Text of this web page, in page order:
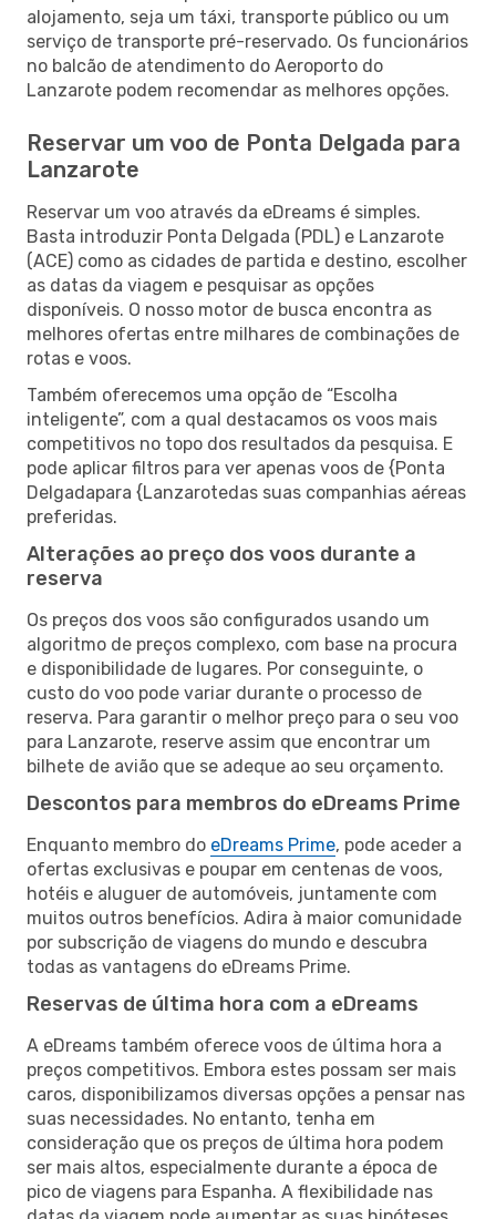
alojamento, seja um táxi, transporte público ou um
serviço de transporte pré-reservado. Os funcionários
no balcão de atendimento do Aeroporto do
Lanzarote podem recomendar as melhores opções.
Reservar um voo de Ponta Delgada para
Lanzarote
Reservar um voo através da eDreams é simples.
Basta introduzir Ponta Delgada (PDL) e Lanzarote
(ACE) como as cidades de partida e destino, escolher
as datas da viagem e pesquisar as opções
disponíveis. O nosso motor de busca encontra as
melhores ofertas entre milhares de combinações de
rotas e voos.
Também oferecemos uma opção de “Escolha
inteligente”, com a qual destacamos os voos mais
competitivos no topo dos resultados da pesquisa. E
pode aplicar filtros para ver apenas voos de {Ponta
Delgadapara {Lanzarotedas suas companhias aéreas
preferidas.
Alterações ao preço dos voos durante a
reserva
Os preços dos voos são configurados usando um
algoritmo de preços complexo, com base na procura
e disponibilidade de lugares. Por conseguinte, o
custo do voo pode variar durante o processo de
reserva. Para garantir o melhor preço para o seu voo
para Lanzarote, reserve assim que encontrar um
bilhete de avião que se adeque ao seu orçamento.
Descontos para membros do eDreams Prime
Enquanto membro do eDreams Prime, pode aceder a
ofertas exclusivas e poupar em centenas de voos,
hotéis e aluguer de automóveis, juntamente com
muitos outros benefícios. Adira à maior comunidade
por subscrição de viagens do mundo e descubra
todas as vantagens do eDreams Prime.
Reservas de última hora com a eDreams
A eDreams também oferece voos de última hora a
preços competitivos. Embora estes possam ser mais
caros, disponibilizamos diversas opções a pensar nas
suas necessidades. No entanto, tenha em
consideração que os preços de última hora podem
ser mais altos, especialmente durante a época de
pico de viagens para Espanha. A flexibilidade nas